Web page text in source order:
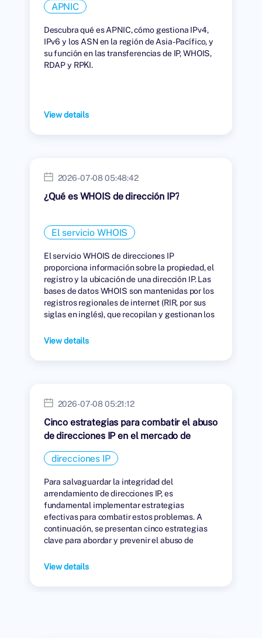
APNIC
Descubra qué es APNIC, cómo gestiona IPv4,
IPv6 y los ASN en la región de Asia-Pacífico, y
su función en las transferencias de IP, WHOIS,
RDAP y RPKI.
View details
2026-07-08 05:48:42
¿Qué es WHOIS de dirección IP?
El servicio WHOIS
El servicio WHOIS de direcciones IP
proporciona información sobre la propiedad, el
registro y la ubicación de una dirección IP. Las
bases de datos WHOIS son mantenidas por los
registros regionales de internet (RIR, por sus
siglas en inglés), que recopilan y gestionan los
que se les han asignado direcciones IP.
View details
2026-07-08 05:21:12
Cinco estrategias para combatir el abuso
de direcciones IP en el mercado de
arrendamiento.
direcciones IP
Para salvaguardar la integridad del
arrendamiento de direcciones IP, es
fundamental implementar estrategias
efectivas para combatir estos problemas. A
continuación, se presentan cinco estrategias
clave para abordar y prevenir el abuso de
View details